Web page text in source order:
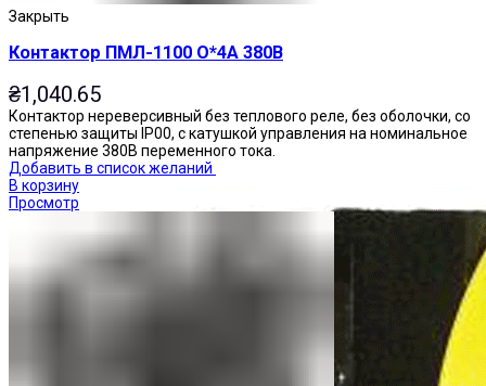
Закрыть
Контактор ПМЛ-1100 О*4А 380В
₴1,040.65
Контактор нереверсивный без теплового реле, без оболочки, со
степенью защиты IP00, с катушкой управления на номинальное
напряжение 380В переменного тока.
Добавить в список желаний
В корзину
Просмотр